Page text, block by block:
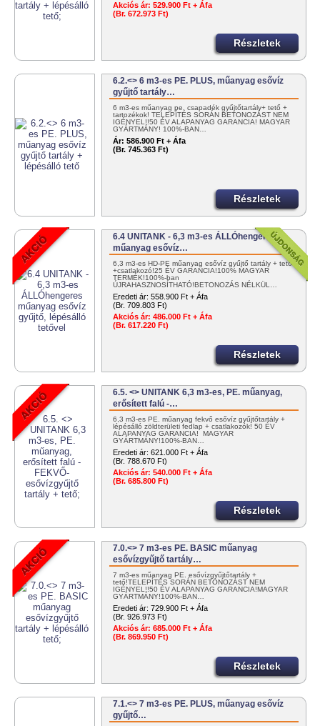
Akciós ár: 529.900 Ft + Áfa
(Br. 672.973 Ft)
Részletek
6.2.<> 6 m3-es PE. PLUS, műanyag esővíz
gyűjtő tartály…
6 m3-es műanyag pe. csapadék gyűjtőtartály+ tető +
tartozékok! TELEPÍTÉS SORÁN BETONOZÁST NEM
IGÉNYEL!!50 ÉV ALAPANYAG GARANCIA! MAGYAR
GYÁRTMÁNY! 100%-BAN…
Ár: 586.900 Ft + Áfa
(Br. 745.363 Ft)
Részletek
6.4 UNITANK - 6,3 m3-es ÁLLÓhengeres
műanyag esővíz…
6,3 m3-es HD-PE műanyag esővíz gyűjtő tartály + tető
+csatlakozó!25 ÉV GARANCIA!100% MAGYAR
TERMÉK!100%-ban
ÚJRAHASZNOSÍTHATÓ!BETONOZÁS NÉLKÜL…
Eredeti ár: 558.900 Ft + Áfa
(Br. 709.803 Ft)
Akciós ár: 486.000 Ft + Áfa
(Br. 617.220 Ft)
Részletek
6.5. <> UNITANK 6,3 m3-es, PE. műanyag,
erősített falú -…
6,3 m3-es PE. műanyag fekvő esővíz gyűjtőtartály +
lépésálló zöldterületi fedlap + csatlakozók! 50 ÉV
ALAPANYAG GARANCIA! MAGYAR
GYÁRTMÁNY!100%-BAN…
Eredeti ár: 621.000 Ft + Áfa
(Br. 788.670 Ft)
Akciós ár: 540.000 Ft + Áfa
(Br. 685.800 Ft)
Részletek
7.0.<> 7 m3-es PE. BASIC műanyag
esővízgyűjtő tartály…
7 m3-es műanyag PE. esővízgyűjtőtartály +
tető!TELEPÍTÉS SORÁN BETONOZÁST NEM
IGÉNYEL!!50 ÉV ALAPANYAG GARANCIA!MAGYAR
GYÁRTMÁNY!100%-BAN…
Eredeti ár: 729.900 Ft + Áfa
(Br. 926.973 Ft)
Akciós ár: 685.000 Ft + Áfa
(Br. 869.950 Ft)
Részletek
7.1.<> 7 m3-es PE. PLUS, műanyag esővíz
gyűjtő…